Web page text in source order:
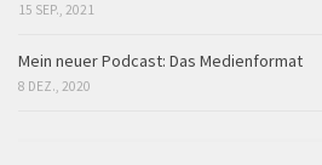
15 SEP., 2021
Mein neuer Podcast: Das Medienformat
8 DEZ., 2020